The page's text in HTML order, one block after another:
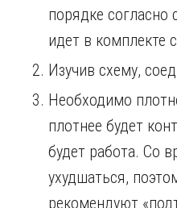
порядке согласно
идет в комплекте
Изучив схему,
Необходимо
плотнее будет
будет работа. Со
ухудшаться,
рекомендуют